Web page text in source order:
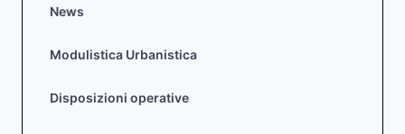
News
Modulistica Urbanistica
Disposizioni operative